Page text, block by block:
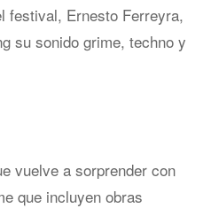
festival, Ernesto Ferreyra,
su sonido grime, techno y
vuelve a sorprender con
que incluyen obras